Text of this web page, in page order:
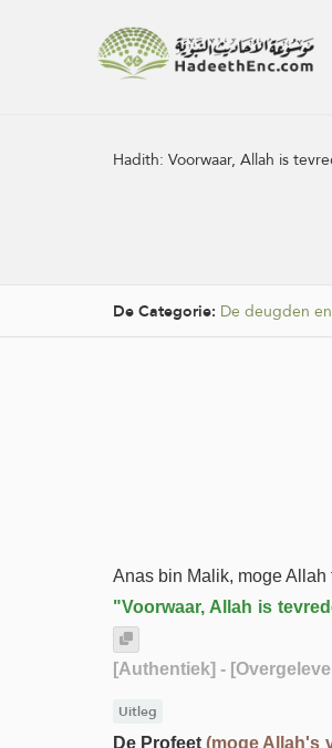
Hadith:Voorwaar, Allah is
De Categorie: De deugden
Anas bin Malik, moge Allah
"Voorwaar, Allah is
[Authentiek] -
Uitleg
De Profeet(moge Allah's